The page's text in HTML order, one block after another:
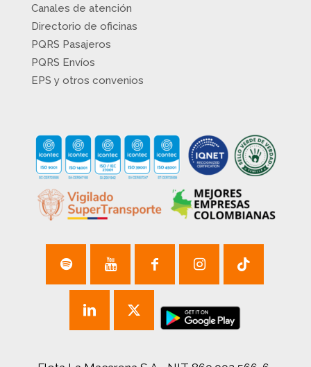
Canales de atención
Directorio de oficinas
PQRS Pasajeros
PQRS Envíos
EPS y otros convenios